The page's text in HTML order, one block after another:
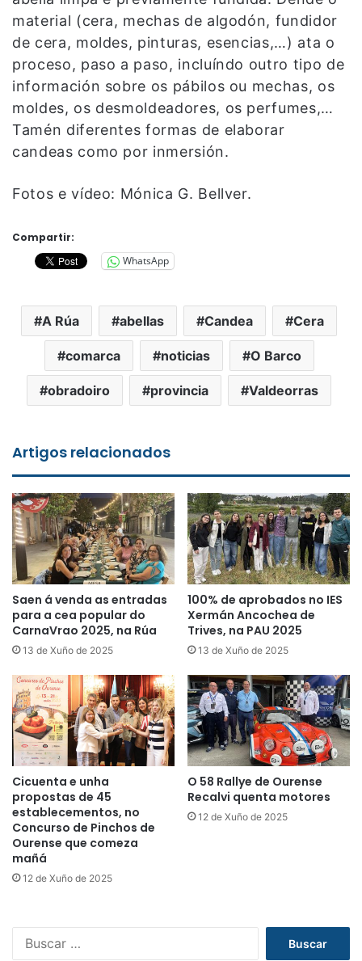
material (cera, mechas de algodón, fundidor
de cera, moldes, pinturas, esencias,…) ata o
proceso, paso a paso, incluíndo outro tipo de
información sobre os pábilos ou mechas, os
moldes, os desmoldeadores, os perfumes,…
Tamén diferentes formas de elaborar
candeas como por inmersión.
Fotos e vídeo: Mónica G. Bellver.
Compartir:
WhatsApp
A Rúa abellas Candea Cera
comarca noticias O Barco
obradoiro provincia Valdeorras
Artigos relacionados
Saen á venda as entradas
para a cea popular do
CarnaVrao 2025, na Rúa
13 de Xuño de 2025
100% de aprobados no IES
Xermán Ancochea de
Trives, na PAU 2025
13 de Xuño de 2025
Cicuenta e unha
propostas de 45
establecementos, no
Concurso de Pinchos de
Ourense que comeza
mañá
12 de Xuño de 2025
O 58 Rallye de Ourense
Recalvi quenta motores
12 de Xuño de 2025